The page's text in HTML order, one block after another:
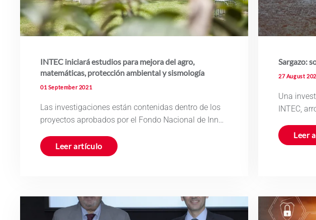
INTEC iniciará estudios para mejora del agro,
matemáticas, protección ambiental y sismología
01 September 2021
Las investigaciones están contenidas dentro de los
proyectos aprobados por el Fondo Nacional de Inn…
Leer artículo
Sargazo:
27 August
Una
INTEC,
Leer